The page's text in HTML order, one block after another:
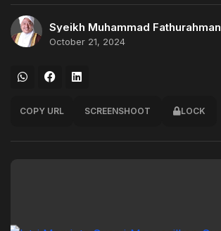
Syeikh Muhammad Fathurahman
October 21, 2024
COPY URL SCREENSHOOT LOCK